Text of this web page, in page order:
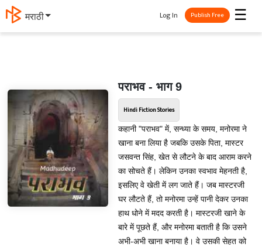
मराठी ☰
Log In Publish Free
पराभव - भाग 9
Hindi Fiction Stories
कहानी "पराभव" में, सन्ध्या के समय, मनोरमा ने
खाना बना लिया है जबकि उसके पिता, मास्टर
जसवन्त सिंह, खेत से लौटने के बाद आराम करने
का सोचते हैं। लेकिन उनका स्वभाव मेहनती है,
इसलिए वे खेती में लग जाते हैं। जब मास्टरजी
घर लौटते हैं, तो मनोरमा उन्हें पानी देकर उनका
हाथ धोने में मदद करती है। मास्टरजी खाने के
बारे में पूछते हैं, और मनोरमा बताती है कि उसने
अभी-अभी खाना बनाया है। वे उसकी सेहत को